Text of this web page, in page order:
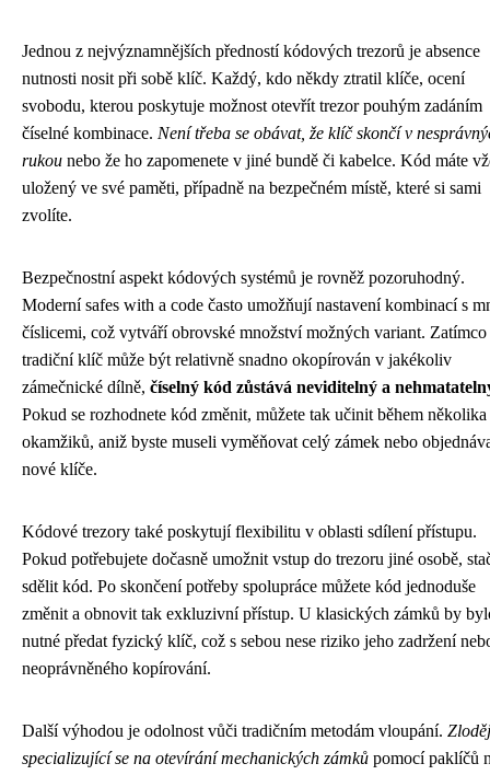
Jednou z nejvýznamnějších předností kódových trezorů je absence
nutnosti nosit při sobě klíč. Každý, kdo někdy ztratil klíče, ocení
svobodu, kterou poskytuje možnost otevřít trezor pouhým zadáním
číselné kombinace. Není třeba se obávat, že klíč skončí v
rukou nebo že ho zapomenete v jiné bundě či kabelce. Kód máte
uložený ve své paměti, případně na bezpečném místě, které si sami
zvolíte.
Bezpečnostní aspekt kódových systémů je rovněž pozoruhodný.
Moderní safes with a code často umožňují nastavení kombinací s
číslicemi, což vytváří obrovské množství možných variant. Zatímco
tradiční klíč může být relativně snadno okopírován v jakékoliv
zámečnické dílně, číselný kód zůstává neviditelný a
Pokud se rozhodnete kód změnit, můžete tak učinit během několika
okamžiků, aniž byste museli vyměňovat celý zámek nebo
nové klíče.
Kódové trezory také poskytují flexibilitu v oblasti sdílení přístupu.
Pokud potřebujete dočasně umožnit vstup do trezoru jiné osobě,
sdělit kód. Po skončení potřeby spolupráce můžete kód jednoduše
změnit a obnovit tak exkluzivní přístup. U klasických zámků by
nutné předat fyzický klíč, což s sebou nese riziko jeho zadržení
neoprávněného kopírování.
Další výhodou je odolnost vůči tradičním metodám vloupání.
specializující se na otevírání mechanických zámků pomocí paklíčů